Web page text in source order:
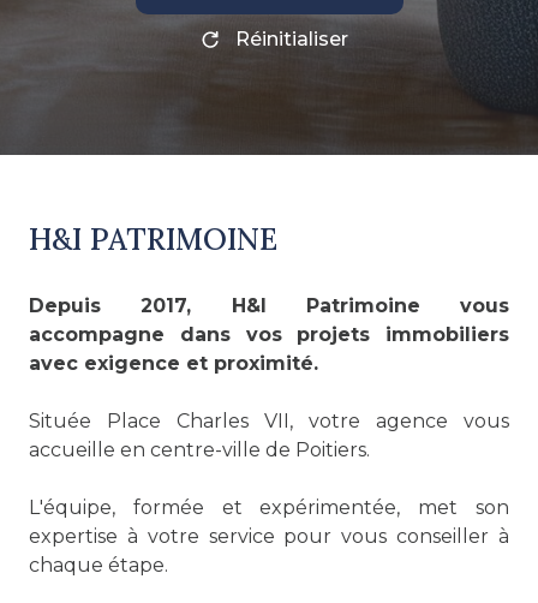
Réinitialiser
H&I PATRIMOINE
Depuis 2017, H&I Patrimoine vous
accompagne dans vos projets immobiliers
avec exigence et proximité.
Située Place Charles VII, votre agence vous
accueille en centre-ville de Poitiers.
L'équipe, formée et expérimentée, met son
expertise à votre service pour vous conseiller à
chaque étape.